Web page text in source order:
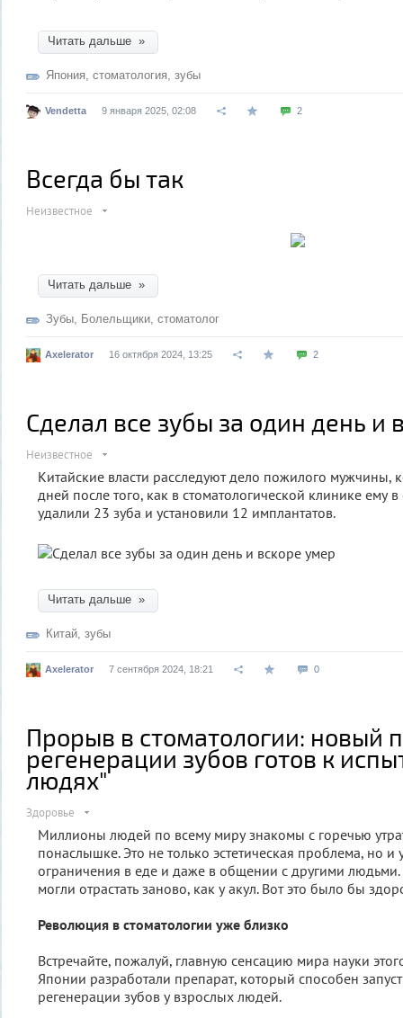
Читать дальше »
Япония, стоматология, зубы
Vendetta 9 января 2025, 02:08 2
Всегда бы так
Неизвестное
Читать дальше »
Зубы, Болельщики, стоматолог
Axelerator 16 октября 2024, 13:25 2
Сделал все зубы за один день и
Неизвестное
Китайские власти расследуют дело пожилого мужчины,
дней после того, как в стоматологической клинике ему
удалили 23 зуба и установили 12 имплантатов.
Читать дальше »
Китай, зубы
Axelerator 7 сентября 2024, 18:21 0
Прорыв в стоматологии: новый
регенерации зубов готов к
людях"
Здоровье
Миллионы людей по всему миру знакомы с горечью
понаслышке. Это не только эстетическая проблема, но
ограничения в еде и даже в общении с другими
могли отрастать заново, как у акул. Вот это было бы
Революция в стоматологии уже близко
Встречайте, пожалуй, главную сенсацию мира науки
Японии разработали препарат, который способен
регенерации зубов у взрослых людей.